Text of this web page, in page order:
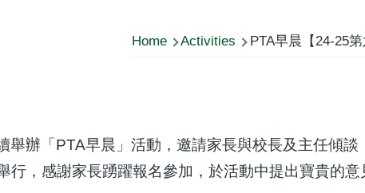
Home Activities PTA早晨【24-25第
辦「PTA早晨」活動，邀請家長與校長及主任傾
，感謝家長踴躍報名參加，於活動中提出寶貴的意